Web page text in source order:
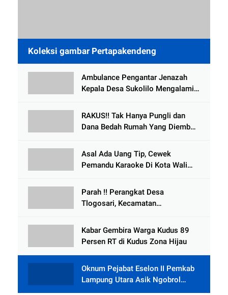
Koleksi gambar Pertapakendeng
Ambulance Pengantar Jenazah
Kepala Desa Sukolilo Mengalami
Meninggal Dunia
RAKUS!! Tak Hanya Pungli dan
Dana Bedah Rumah Yang Diembat,
Tlogowungu, di Duga
Selewengkan Bantuan Mushola
Asal Ada Uang Tip, Cewek
Pemandu Karaoke Di Kota Wali
Parah !! Perangkat Desa
Tlogosari, Kecamatan
Rumah dari BAZNAS
Kabar Gembira Warga Kudus 89
Persen RT di Kudus Zona Hijau
Oknum Pejabat Eselon II Pemkab
Lampung Utara Asik Ngobrol
Dengan Teman Kencan Wanitanya